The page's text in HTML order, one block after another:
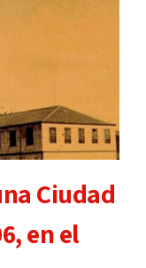
ELX,
CIUTAT
MIRADA,
Recorrido
Fotográfico
por
la
Memoria
la
Ciudad
en el